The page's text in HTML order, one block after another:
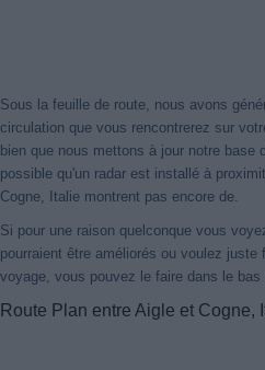
Sous la feuille de route, nous avons
circulation que vous rencontrerez sur
bien que nous mettons à jour notre base
possible qu'un radar est installé à
Cogne, Italie montrent pas encore de.
Si pour une raison quelconque vous
pourraient être améliorés ou voulez
voyage, vous pouvez le faire dans le bas
Route Plan entre Aigle et Cogne,